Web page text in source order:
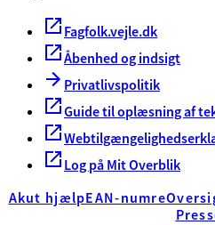
Fagfolk.vejle.dk
Åbenhed og indsigt
Privatlivspolitik
Guide til oplæsning af
Log på Mit Overblik
Akut hjælpEAN-numre